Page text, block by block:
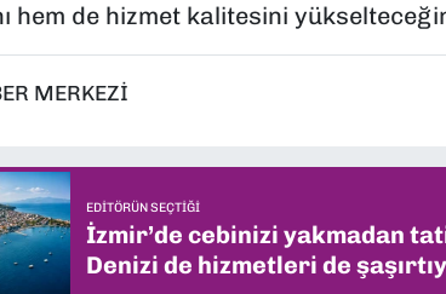
hem de hizmet kalitesini
MERKEZİ
EDITÖRÜN SEÇTIĞI
İzmir’de cebinizi yakmadan
Denizi de hizmetleri de